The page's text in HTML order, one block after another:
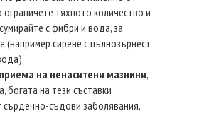
тяхното количество и
с фибри и вода, за
(например сирене с пълнозърнест
на ненаситени мазнини,
богата на тези съставки
сърдечно-съдови заболявания,